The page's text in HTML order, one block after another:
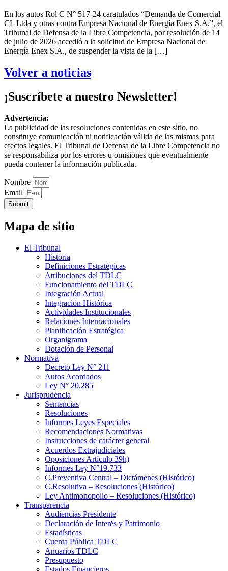
En los autos Rol C N° 517-24 caratulados “Demanda de Comercial
CL Ltda y otras contra Empresa Nacional de Energía Enex S.A.”, el
Tribunal de Defensa de la Libre Competencia, por resolución de 14
de julio de 2026 accedió a la solicitud de Empresa Nacional de
Energía Enex S.A., de suspender la vista de la […]
Volver a noticias
¡Suscríbete a nuestro Newsletter!
Advertencia:
La publicidad de las resoluciones contenidas en este sitio, no
constituye comunicación ni notificación válida de las mismas para
efectos legales. El Tribunal de Defensa de la Libre Competencia no
se responsabiliza por los errores u omisiones que eventualmente
pueda contener la información publicada.
Nombre
Email
Submit
Mapa de sitio
El Tribunal
Historia
Definiciones Estratégicas
Atribuciones del TDLC
Funcionamiento del TDLC
Integración Actual
Integración Histórica
Actividades Institucionales
Relaciones Internacionales
Planificación Estratégica
Organigrama
Dotación de Personal
Normativa
Decreto Ley N° 211
Autos Acordados
Ley N° 20.285
Jurisprudencia
Sentencias
Resoluciones
Informes Leyes Especiales
Recomendaciones Normativas
Instrucciones de carácter general
Acuerdos Extrajudiciales
Oposiciones Artículo 39h)
Informes Ley N°19.733
C.Preventiva Central – Dictámenes (Histórico)
C.Resolutiva – Resoluciones (Histórico)
Ley Antimonopolio – Resoluciones (Histórico)
Transparencia
Audiencias Presidente
Declaración de Interés y Patrimonio
Estadísticas
Cuenta Pública TDLC
Anuarios TDLC
Presupuesto
Estados Financieros